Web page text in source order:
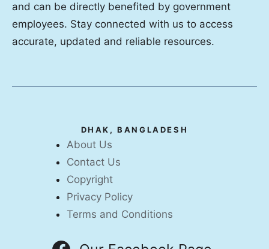
and can be directly benefited by government
employees. Stay connected with us to access
accurate, updated and reliable resources.
DHAK, BANGLADESH
About Us
Contact Us
Copyright
Privacy Policy
Terms and Conditions